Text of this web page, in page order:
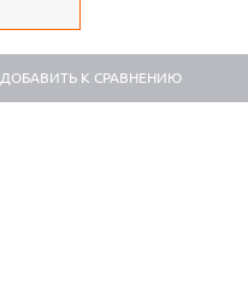
ДОБАВИТЬ К СРАВНЕНИЮ